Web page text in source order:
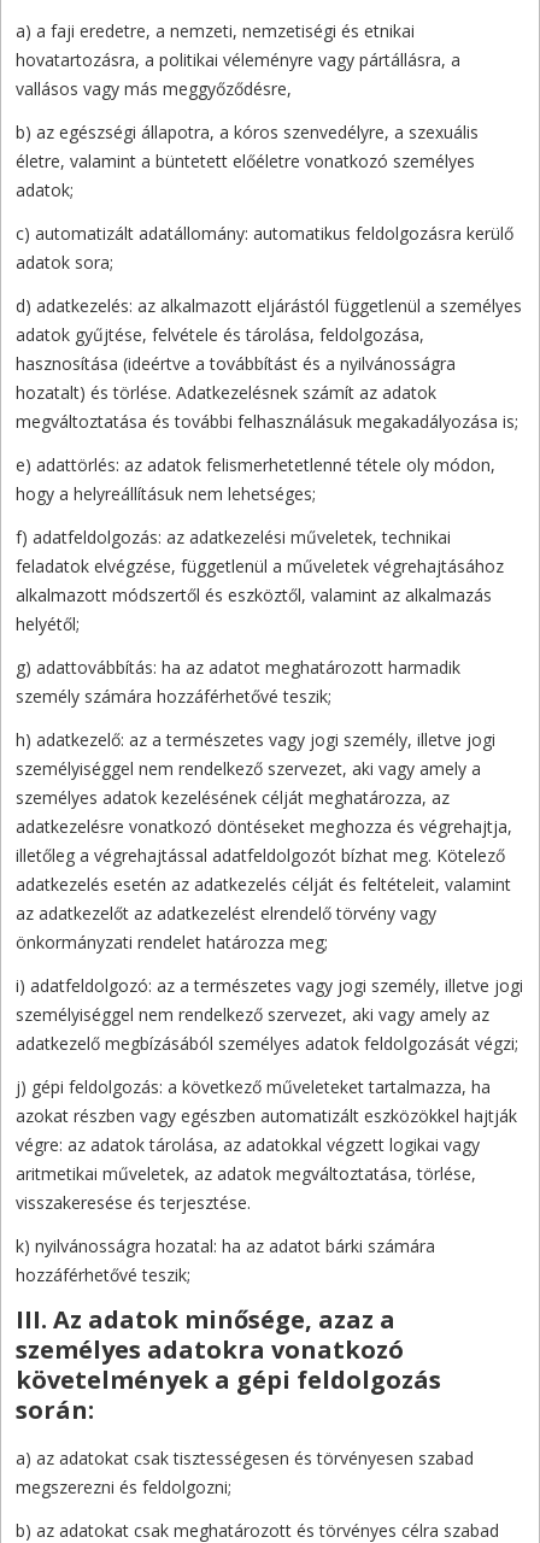
a) a faji eredetre, a nemzeti, nemzetiségi és etnikai
hovatartozásra, a politikai véleményre vagy pártállásra, a
vallásos vagy más meggyőződésre,
b) az egészségi állapotra, a kóros szenvedélyre, a szexuális
életre, valamint a büntetett előéletre vonatkozó személyes
adatok;
c) automatizált adatállomány: automatikus feldolgozásra kerülő
adatok sora;
d) adatkezelés: az alkalmazott eljárástól függetlenül a személyes
adatok gyűjtése, felvétele és tárolása, feldolgozása,
hasznosítása (ideértve a továbbítást és a nyilvánosságra
hozatalt) és törlése. Adatkezelésnek számít az adatok
megváltoztatása és további felhasználásuk megakadályozása is;
e) adattörlés: az adatok felismerhetetlenné tétele oly módon,
hogy a helyreállításuk nem lehetséges;
f) adatfeldolgozás: az adatkezelési műveletek, technikai
feladatok elvégzése, függetlenül a műveletek végrehajtásához
alkalmazott módszertől és eszköztől, valamint az alkalmazás
helyétől;
g) adattovábbítás: ha az adatot meghatározott harmadik
személy számára hozzáférhetővé teszik;
h) adatkezelő: az a természetes vagy jogi személy, illetve jogi
személyiséggel nem rendelkező szervezet, aki vagy amely a
személyes adatok kezelésének célját meghatározza, az
adatkezelésre vonatkozó döntéseket meghozza és végrehajtja,
illetőleg a végrehajtással adatfeldolgozót bízhat meg. Kötelező
adatkezelés esetén az adatkezelés célját és feltételeit, valamint
az adatkezelőt az adatkezelést elrendelő törvény vagy
önkormányzati rendelet határozza meg;
i) adatfeldolgozó: az a természetes vagy jogi személy, illetve jogi
személyiséggel nem rendelkező szervezet, aki vagy amely az
adatkezelő megbízásából személyes adatok feldolgozását végzi;
j) gépi feldolgozás: a következő műveleteket tartalmazza, ha
azokat részben vagy egészben automatizált eszközökkel hajtják
végre: az adatok tárolása, az adatokkal végzett logikai vagy
aritmetikai műveletek, az adatok megváltoztatása, törlése,
visszakeresése és terjesztése.
k) nyilvánosságra hozatal: ha az adatot bárki számára
hozzáférhetővé teszik;
III. Az adatok minősége, azaz a
személyes adatokra vonatkozó
követelmények a gépi feldolgozás
során:
a) az adatokat csak tisztességesen és törvényesen szabad
megszerezni és feldolgozni;
b) az adatokat csak meghatározott és törvényes célra szabad